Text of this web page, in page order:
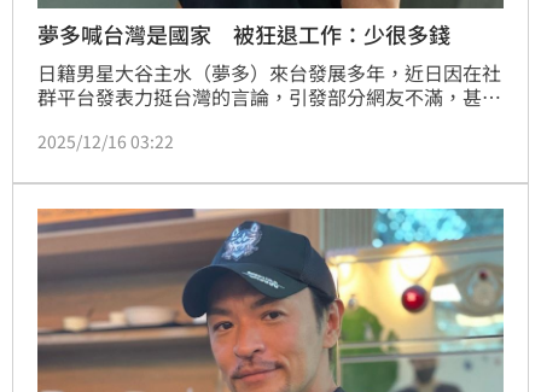
夢多喊台灣是國家 被狂退工作：少很多錢
日籍男星大谷主水（夢多）來台發展多年，近日因在社
群平台發表力挺台灣的言論，引發部分網友不滿，甚至
壓力，不僅被以粗口謾罵，工作也受到實際影響，部分
場。
2025/12/16 03:22